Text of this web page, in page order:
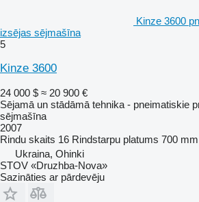
Kinze 3600
izsējas sējmašīna
5
Kinze 3600
24 000 $ ≈ 20 900 €
Sējamā un stādāmā tehnika - pneimatiskie
sējmašīna
2007
Rindu skaits 16 Rindstarpu platums 700 mm
Ukraina, Ohinki
STOV «Druzhba-Nova»
Sazināties ar pārdevēju